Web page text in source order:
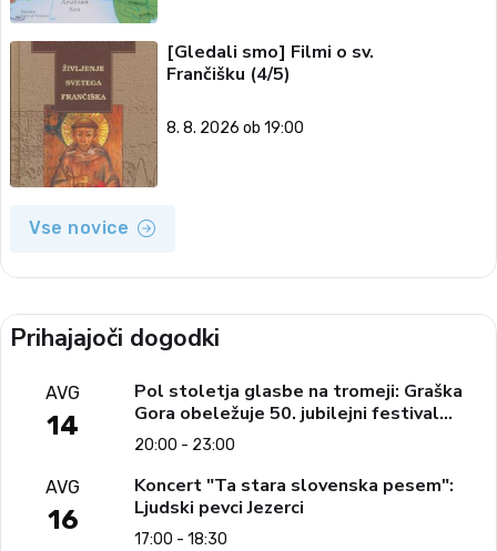
[Gledali smo] Filmi o sv.
Frančišku (4/5)
8. 8. 2026 ob 19:00
Vse novice
Prihajajoči dogodki
AVG
14
Pol stoletja glasbe na tromeji: Graška
Gora obeležuje 50. jubilejni festival
narodno-zabavne glasbe
20:00 - 23:00
AVG
16
Koncert "Ta stara slovenska pesem":
Ljudski pevci Jezerci
17:00 - 18:30